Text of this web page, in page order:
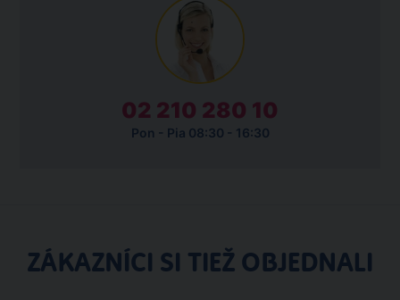
02 210 280 10
Pon - Pia 08:30 - 16:30
ZÁKAZNÍCI SI TIEŽ OBJEDNALI